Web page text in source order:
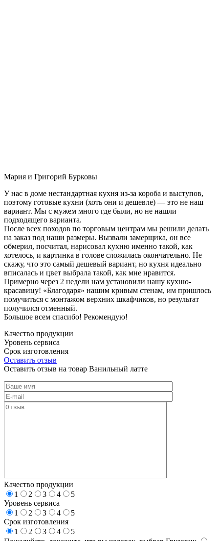
Мария и Григорий Бурковы
У нас в доме нестандартная кухня из-за короба и выступов,
поэтому готовые кухни (хоть они и дешевле) — это не наш
вариант. Мы с мужем много где были, но не нашли
подходящего варианта.
После всех походов по торговым центрам мы решили делать
на заказ под наши размеры. Вызвали замерщика, он все
обмерил, посчитал, нарисовал кухню именно такой, как
хотелось, и картинка в голове сложилась окончательно. Не
скажу, что это самый дешевый вариант, но кухня идеально
вписалась и цвет выбрала такой, как мне нравится.
Примерно через 2 недели нам установили нашу кухню-
красавицу! «Благодаря» нашим кривым стенам, им пришлось
помучиться с монтажом верхних шкафчиков, но результат
получился отменный.
Большое всем спасибо! Рекомендую!
Качество продукции
Уровень сервиса
Срок изготовления
Оставить отзыв
Оставить отзыв на товар Ванильный латте
Качество продукции
1
2 3 4
5
Уровень сервиса
1
2 3 4
5
Срок изготовления
1
2 3 4
5